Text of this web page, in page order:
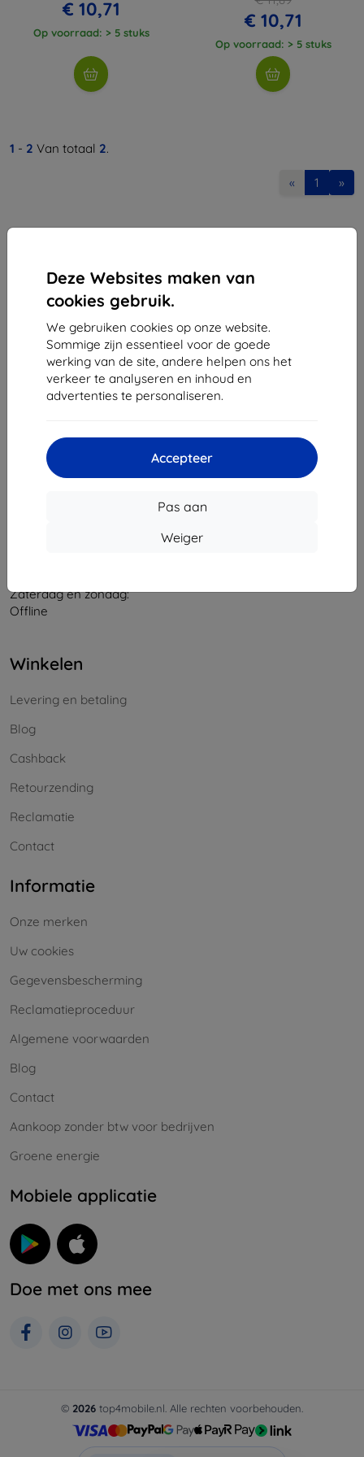
Deze Websites maken van
cookies gebruik.
We gebruiken cookies op onze website.
Sommige zijn essentieel voor de goede
werking van de site, andere helpen ons het
verkeer te analyseren en inhoud en
advertenties te personaliseren.
Accepteer
Pas aan
Weiger
€ 10,71
Op voorraad: > 5 stuks
€ 10,71
Op voorraad: > 5 stuks
1 - 2 Van totaal 2.
« 1 »
Ulica Rudolfa Mocka 3750/2A
841 04 Bratislava
Bedrijfsnummer:46701494
BTW-nummer:SK2023549671
Contact
Zaterdag en zondag:
Offline
Winkelen
Levering en betaling
Blog
Cashback
Retourzending
Reclamatie
Contact
Informatie
Onze merken
Uw cookies
Gegevensbescherming
Reclamatieproceduur
Algemene voorwaarden
Blog
Contact
Aankoop zonder btw voor bedrijven
Groene energie
Mobiele applicatie
Doe met ons mee
© 2026 top4mobile.nl. Alle rechten voorbehouden.